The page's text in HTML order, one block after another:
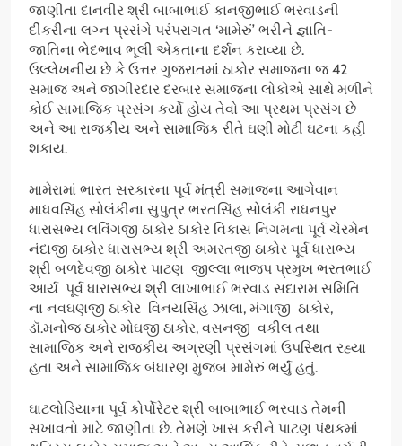
જાણીતા દાનવીર શ્રી બાબાભાઈ કાનજીભાઈ ભરવાડની
દીકરીના લગ્ન પ્રસંગે પરંપરાગત ‘મામેરું’ ભરીને જ્ઞાતિ-
જાતિના ભેદભાવ ભૂલી એકતાના દર્શન કરાવ્યા છે.
ઉલ્લેખનીય છે કે ઉત્તર ગુજરાતમાં ઠાકોર સમાજના જ 42
સમાજ અને જાગીરદાર દરબાર સમાજના લોકોએ સાથે મળીને
કોઈ સામાજિક પ્રસંગ કર્યો હોય તેવો આ પ્રથમ પ્રસંગ છે
અને આ રાજકીય અને સામાજિક રીતે ઘણી મોટી ઘટના કહી
શકાય.
મામેરામાં ભારત સરકારના પૂર્વ મંત્રી સમાજના આગેવાન
માધવસિંહ સોલંકીના સુપુત્ર ભરતસિંહ સોલંકી રાધનપુર
ધારાસભ્ય લવિંગજી ઠાકોર ઠાકોર વિકાસ નિગમના પૂર્વ ચેરમેન
નંદાજી ઠાકોર ધારાસભ્ય શ્રી અમરતજી ઠાકોર પૂર્વ ધારાભ્ય
શ્રી બળદેવજી ઠાકોર પાટણ જીલ્લા ભાજપ પ્રમુખ ભરતભાઈ
આર્ય પૂર્વ ધારાસભ્ય શ્રી લાખાભાઈ ભરવાડ સદારામ સમિતિ
ના નવઘણજી ઠાકોર વિનયસિંહ ઝાલા, મંગાજી ઠાકોર,
ડૉ.મનોજ ઠાકોર મોઘજી ઠાકોર, વસનજી વકીલ તથા
સામાજિક અને રાજકીય અગ્રણી પ્રસંગમાં ઉપસ્થિત રહ્યા
હતા અને સામાજિક બંધારણ મુજબ મામેરું ભર્યું હતું.
ઘાટલોડિયાના પૂર્વ કોર્પોરેટર શ્રી બાબાભાઈ ભરવાડ તેમની
સખાવતો માટે જાણીતા છે. તેમણે ખાસ કરીને પાટણ પંથકમાં